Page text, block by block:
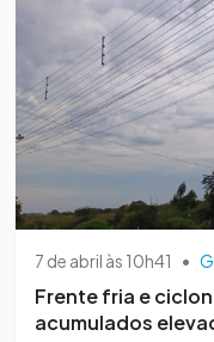
7 de abril às 10h41 •
Frente fria e
acumulados